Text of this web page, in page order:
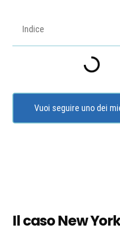
Indice
Vuoi seguire uno dei
Il caso New